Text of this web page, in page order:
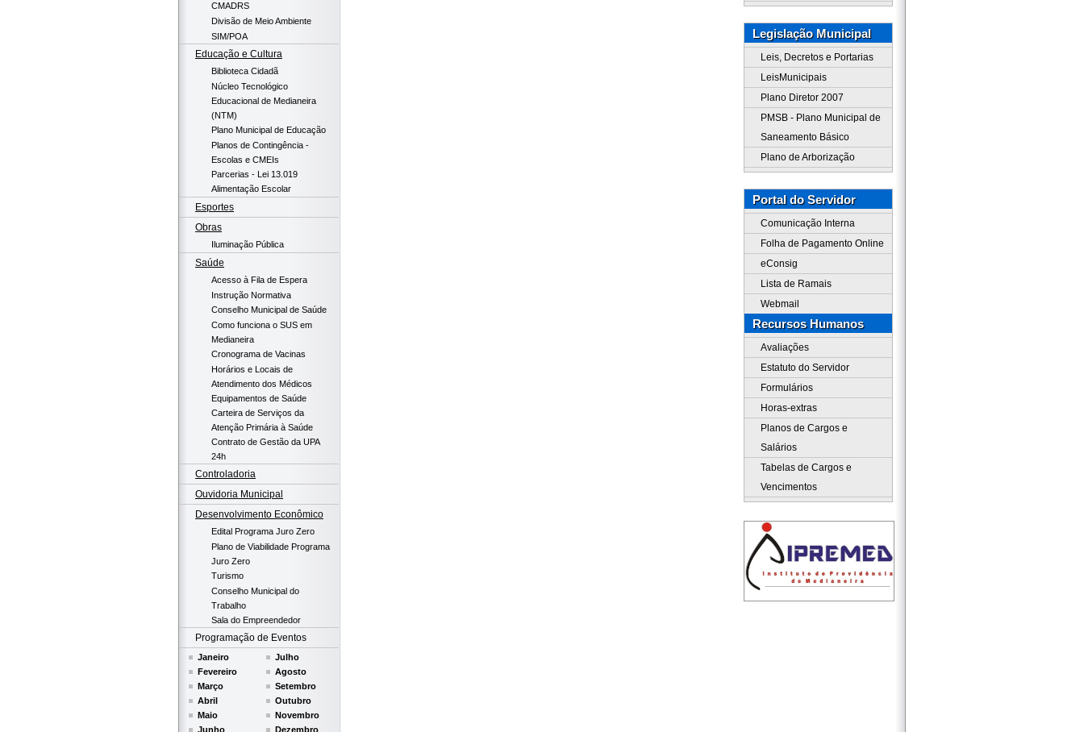
CMADRS
Divisão de Meio Ambiente
SIM/POA
Educação e Cultura
Biblioteca Cidadã
Núcleo Tecnológico
Educacional de Medianeira
(NTM)
Plano Municipal de Educação
Planos de Contingência -
Escolas e CMEIs
Parcerias - Lei 13.019
Alimentação Escolar
Esportes
Obras
Iluminação Pública
Saúde
Acesso à Fila de Espera
Instrução Normativa
Conselho Municipal de Saúde
Como funciona o SUS em
Medianeira
Cronograma de Vacinas
Horários e Locais de
Atendimento dos Médicos
Equipamentos de Saúde
Carteira de Serviços da
Atenção Primária à Saúde
Contrato de Gestão da UPA
24h
Controladoria
Ouvidoria Municipal
Desenvolvimento Econômico
Edital Programa Juro Zero
Plano de Viabilidade Programa
Juro Zero
Turismo
Conselho Municipal do
Trabalho
Sala do Empreendedor
Programação de Eventos
Janeiro
Fevereiro
Março
Abril
Maio
Junho
Julho
Agosto
Setembro
Outubro
Novembro
Dezembro
Legislação Municipal
Leis, Decretos e Portarias
LeisMunicipais
Plano Diretor 2007
PMSB - Plano Municipal de
Saneamento Básico
Plano de Arborização
Portal do Servidor
Comunicação Interna
Folha de Pagamento Online
eConsig
Lista de Ramais
Webmail
Recursos Humanos
Avaliações
Estatuto do Servidor
Formulários
Horas-extras
Planos de Cargos e
Salários
Tabelas de Cargos e
Vencimentos